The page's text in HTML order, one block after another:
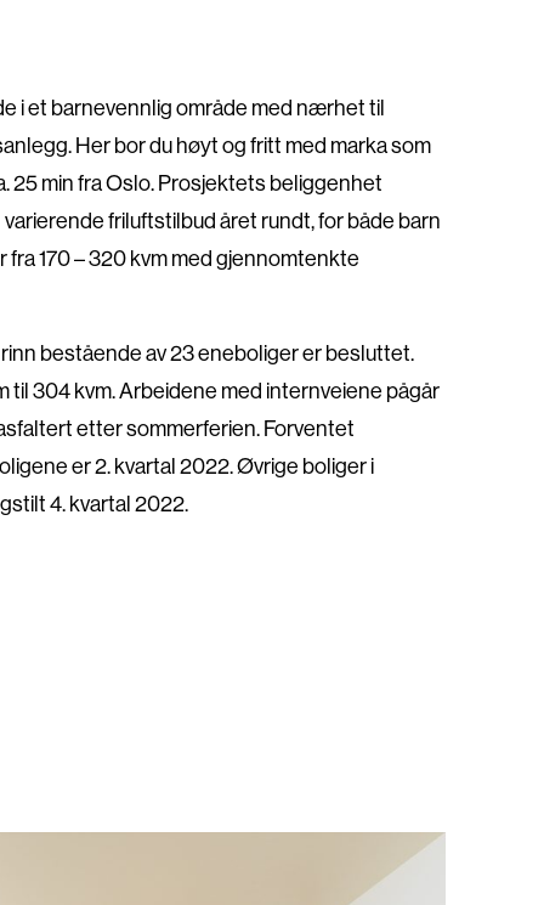
i et barnevennlig område med nærhet til
Her bor du høyt og fritt med marka som
25 min fra Oslo. Prosjektets beliggenhet
friluftstilbud året rundt, for både barn
170 – 320 kvm med gjennomtenkte
bestående av 23 eneboliger er besluttet.
til 304 kvm. Arbeidene med internveiene pågår
etter sommerferien. Forventet
er 2. kvartal 2022. Øvrige boliger i
4. kvartal 2022.